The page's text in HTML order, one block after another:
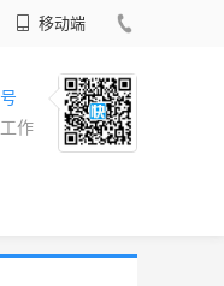
移动端
作